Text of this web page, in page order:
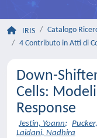
IRIS
Catalogo
4 Contributo in Atti di
Down-
Cells:
Response
Jestin, Yoann;
Laidani, Nadhira